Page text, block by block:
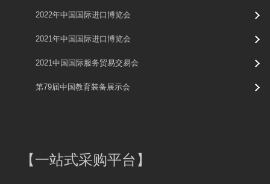
2022年中国国际进口博览会
2021年中国国际进口博览会
2021中国国际服务贸易交易会
第79届中国教育装备展示会
【一站式采购平台】